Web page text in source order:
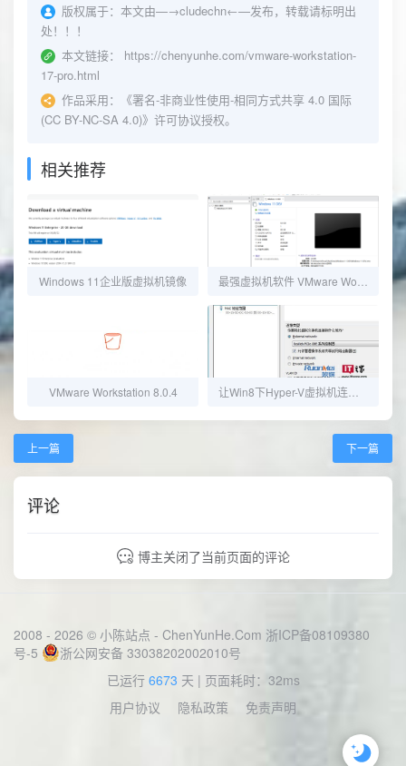
版权属于： 本文由—→cludechn←—发布，转载请标明出
处！！！
本文链接：
https://chenyunhe.com/vmware-workstation-
17-pro.html
作品采用：
《署名-非商业性使用-相同方式共享 4.0 国际
(CC BY-NC-SA 4.0)》许可协议授权。
相关推荐
Windows 11企业版虚拟机镜像
VMware Workstation 8.0.4
上一篇 下一篇
评论
博主关闭了当前页面的评论
2008 - 2026 © 小陈站点 - ChenYunHe.Com 浙ICP备08109380
号-5
浙公网安备 33038202002010号
已运行 6673 天 | 页面耗时：32ms
用户协议
隐私政策 免责声明